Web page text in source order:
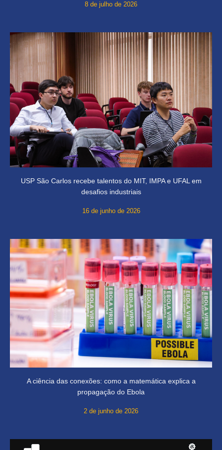
8 de julho de 2026
USP São Carlos recebe talentos do MIT, IMPA e UFAL em
desafios industriais
16 de junho de 2026
A ciência das conexões: como a matemática explica a
propagação do Ebola
2 de junho de 2026